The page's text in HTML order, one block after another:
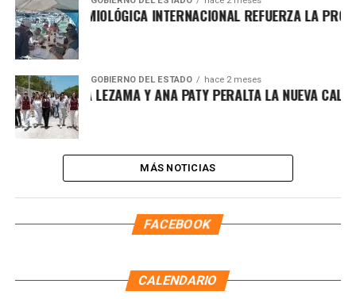
EPIDEMIOLÓGICA INTERNACIONAL REFUERZA LA
GOBIERNO DEL ESTADO hace 2 meses
MARA LEZAMA Y ANA PATY PERALTA LA NUEVA
MÁS NOTICIAS
FACEBOOK
CALENDARIO